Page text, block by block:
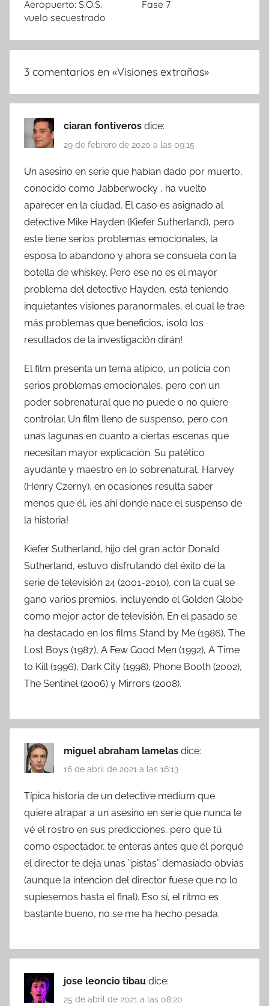
Aeropuerto: S.O.S.
vuelo secuestrado
Fase 7
3 comentarios en «Visiones extrañas»
ciaran fontiveros dice:
29 de febrero de 2020 a las 09:15
Un asesino en serie que habían dado por muerto,
conocido como Jabberwocky , ha vuelto
aparecer en la ciudad. El caso es asignado al
detective Mike Hayden (Kiefer Sutherland), pero
este tiene serios problemas emocionales, la
esposa lo abandono y ahora se consuela con la
botella de whiskey. Pero ese no es el mayor
problema del detective Hayden, está teniendo
inquietantes visiones paranormales, el cual le trae
más problemas que beneficios, ¡solo los
resultados de la investigación dirán!
El film presenta un tema atípico, un policía con
serios problemas emocionales, pero con un
poder sobrenatural que no puede o no quiere
controlar. Un film lleno de suspenso, pero con
unas lagunas en cuanto a ciertas escenas que
necesitan mayor explicación. Su patético
ayudante y maestro en lo sobrenatural, Harvey
(Henry Czerny), en ocasiones resulta saber
menos que él, ¡es ahí donde nace el suspenso de
la historia!
Kiefer Sutherland, hijo del gran actor Donald
Sutherland, estuvo disfrutando del éxito de la
serie de televisión 24 (2001-2010), con la cual se
gano varios premios, incluyendo el Golden Globe
como mejor actor de televisión. En el pasado se
ha destacado en los films Stand by Me (1986), The
Lost Boys (1987), A Few Good Men (1992), A Time
to Kill (1996), Dark City (1998), Phone Booth (2002),
The Sentinel (2006) y Mirrors (2008).
miguel abraham lamelas dice:
16 de abril de 2021 a las 16:13
Típica historia de un detective medium que
quiere atrapar a un asesino en serie que nunca le
vé el rostro en sus predicciones, pero que tú
como espectador, te enteras antes que él porqué
el director te deja unas ¨pistas¨ demasiado obvias
(aunque la intencion del director fuese que no lo
supiesemos hasta el final). Eso sí, el ritmo es
bastante bueno, no se me ha hecho pesada.
jose leoncio tibau dice:
25 de abril de 2021 a las 08:20